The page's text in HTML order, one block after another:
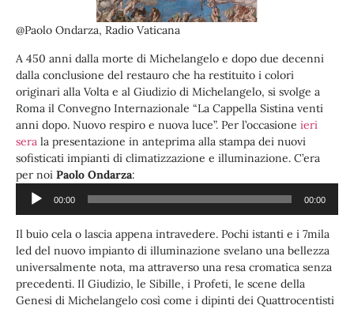
@Paolo Ondarza, Radio Vaticana
A 450 anni dalla morte di Michelangelo e dopo due decenni
dalla conclusione del restauro che ha restituito i colori
originari alla Volta e al Giudizio di Michelangelo, si svolge a
Roma il Convegno Internazionale “La Cappella Sistina venti
anni dopo. Nuovo respiro e nuova luce”. Per l’occasione ieri
sera la presentazione in anteprima alla stampa dei nuovi
sofisticati impianti di climatizzazione e illuminazione. C’era
per noi Paolo Ondarza:
00:00 00:00
Il buio cela o lascia appena intravedere. Pochi istanti e i 7mila
led del nuovo impianto di illuminazione svelano una bellezza
universalmente nota, ma attraverso una resa cromatica senza
precedenti. Il Giudizio, le Sibille, i Profeti, le scene della
Genesi di Michelangelo così come i dipinti dei Quattrocentisti